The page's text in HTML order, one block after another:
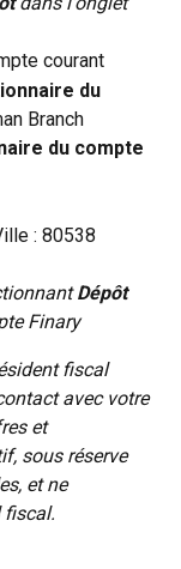
courant
du
Branch
du compte
: 80538
Dépôt
Finary
fiscal
avec votre
et
sous réserve
et ne
fiscal.